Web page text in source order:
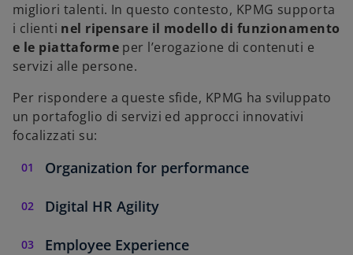
migliori talenti. In questo contesto, KPMG supporta
i clienti nel ripensare il modello di funzionamento
e le piattaforme per l’erogazione di contenuti e
servizi alle persone.
Per rispondere a queste sfide, KPMG ha sviluppato
un portafoglio di servizi ed approcci innovativi
focalizzati su:
Organization for performance
Digital HR Agility
Employee Experience